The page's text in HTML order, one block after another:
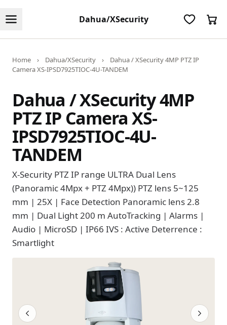
Dahua/XSecurity
Home › Dahua/XSecurity ›
Dahua / XSecurity 4MP PTZ IP
Camera XS-IPSD7925TIOC-4U-TANDEM
Dahua / XSecurity 4MP
PTZ IP Camera XS-
IPSD7925TIOC-4U-
TANDEM
X-Security PTZ IP range ULTRA Dual Lens
(Panoramic 4Mpx + PTZ 4Mpx)) PTZ lens 5~125
mm | 25X | Face Detection Panoramic lens 2.8
mm | Dual Light 200 m AutoTracking | Alarms |
Audio | MicroSD | IP66 IVS : Active Deterrence :
Smartlight